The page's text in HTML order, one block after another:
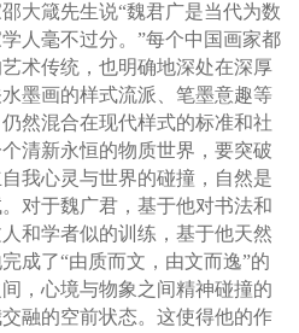
大箴先生说“魏君广是当代为数
人毫不过分。”每个中国画家都
术传统，也明确地深处在深厚
墨画的样式流派、笔墨意趣等
然混合在现代样式的标准和社
清新永恒的物质世界，要突破
我心灵与世界的碰撞，自然是
对于魏广君，基于他对书法和
和学者似的训练，基于他天然
成了“由质而文，由文而逸”的
，心境与物象之间精神碰撞的
融的空前状态。这使得他的作